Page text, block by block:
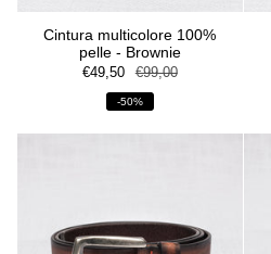
Cintura multicolore 100%
pelle - Brownie
€49,50 €99,00
-50%